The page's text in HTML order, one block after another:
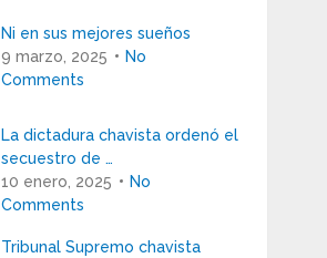
Ni en sus mejores sueños
9 marzo, 2025
No
Comments
La dictadura chavista ordenó el
secuestro de …
10 enero, 2025
No
Comments
Tribunal Supremo chavista